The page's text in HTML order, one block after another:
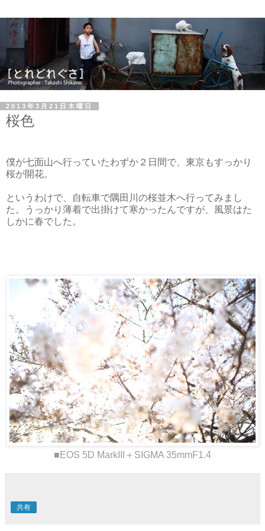
2013年3月21日木曜日
桜色
僕が七面山へ行っていたわずか２日間で、東京もすっかり
桜が開花。
というわけで、自転車で隅田川の桜並木へ行ってみまし
た。うっかり薄着で出掛けて寒かったんですが、風景はた
しかに春でした。
■EOS 5D MarkIII＋SIGMA 35mmF1.4
共有